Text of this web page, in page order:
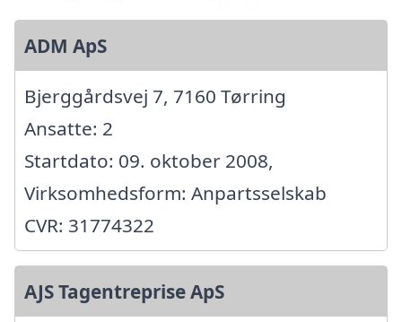
ADM ApS
Bjerggårdsvej 7, 7160 Tørring
Ansatte: 2
Startdato: 09. oktober 2008,
Virksomhedsform: Anpartsselskab
CVR: 31774322
AJS Tagentreprise ApS